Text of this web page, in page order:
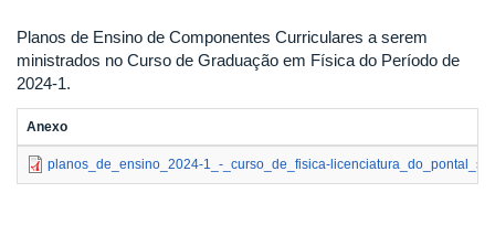
Planos de Ensino de Componentes Curriculares a serem
ministrados no Curso de Graduação em Física do Período de
2024-1.
Anexo
planos_de_ensino_2024-1_-_curso_de_fisica-